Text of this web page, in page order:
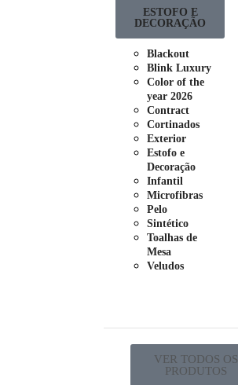
ESTOFO E
DECORAÇÃO
Blackout
Blink Luxury
Color of the
year 2026
Contract
Cortinados
Exterior
Estofo e
Decoração
Infantil
Microfibras
Pelo
Sintético
Toalhas de
Mesa
Veludos
VER TODOS OS
PRODUTOS